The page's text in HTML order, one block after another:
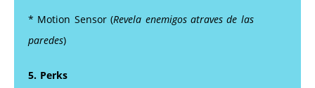
* Motion Sensor (Revela enemigos atraves de las
paredes)
5. Perks